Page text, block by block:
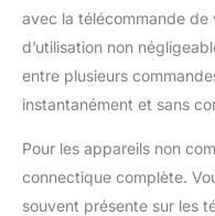
avec la télécommande de
d’utilisation non
entre plusieurs
instantanément et sans
Pour les appareils non
connectique complète.
souvent présente sur les